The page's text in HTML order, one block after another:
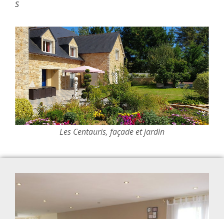
s
Les Centauris, façade et jardin